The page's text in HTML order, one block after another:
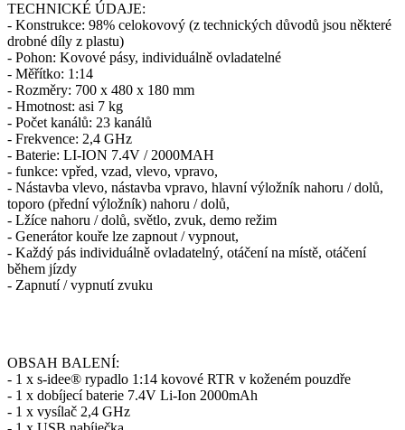
TECHNICKÉ ÚDAJE:
- Konstrukce: 98% celokovový (z technických důvodů jsou některé
drobné díly z plastu)
- Pohon: Kovové pásy, individuálně ovladatelné
- Měřítko: 1:14
- Rozměry: 700 x 480 x 180 mm
- Hmotnost: asi 7 kg
- Počet kanálů: 23 kanálů
- Frekvence: 2,4 GHz
- Baterie: LI-ION 7.4V / 2000MAH
- funkce: vpřed, vzad, vlevo, vpravo,
- Nástavba vlevo, nástavba vpravo, hlavní výložník nahoru / dolů,
toporo (přední výložník) nahoru / dolů,
- Lžíce nahoru / dolů, světlo, zvuk, demo režim
- Generátor kouře lze zapnout / vypnout,
- Každý pás individuálně ovladatelný, otáčení na místě, otáčení
během jízdy
- Zapnutí / vypnutí zvuku
OBSAH BALENÍ:
- 1 x s-idee® rypadlo 1:14 kovové RTR v koženém pouzdře
- 1 x dobíjecí baterie 7.4V Li-Ion 2000mAh
- 1 x vysílač 2,4 GHz